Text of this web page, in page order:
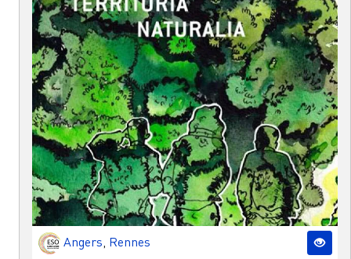
Angers Rennes